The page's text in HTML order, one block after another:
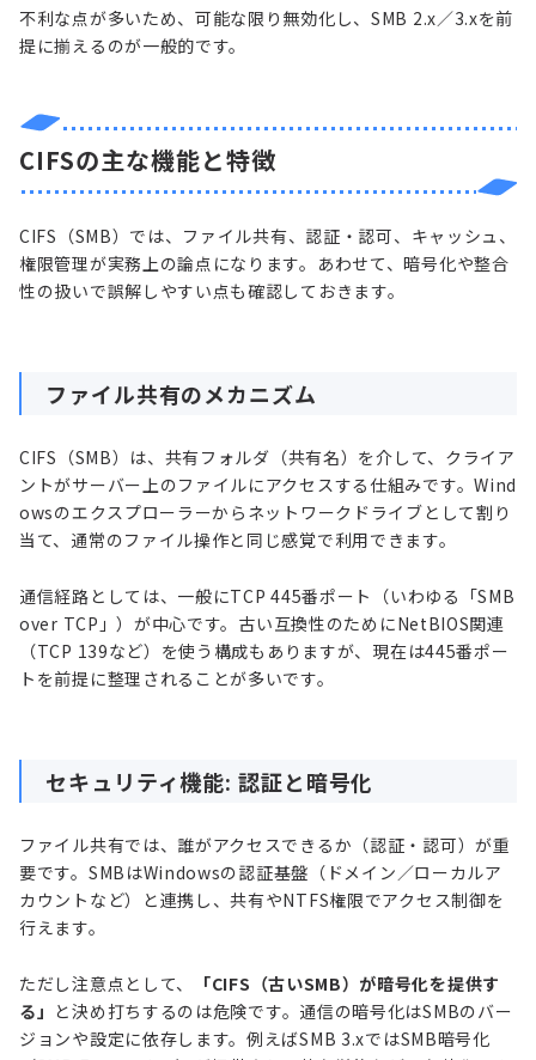
不利な点が多いため、可能な限り無効化し、SMB 2.x／3.xを前
提に揃えるのが一般的です。
CIFSの主な機能と特徴
CIFS（SMB）では、ファイル共有、認証・認可、キャッシュ、
権限管理が実務上の論点になります。あわせて、暗号化や整合
性の扱いで誤解しやすい点も確認しておきます。
ファイル共有のメカニズム
CIFS（SMB）は、共有フォルダ（共有名）を介して、クライア
ントがサーバー上のファイルにアクセスする仕組みです。Wind
owsのエクスプローラーからネットワークドライブとして割り
当て、通常のファイル操作と同じ感覚で利用できます。
通信経路としては、一般にTCP 445番ポート（いわゆる「SMB
over TCP」）が中心です。古い互換性のためにNetBIOS関連
（TCP 139など）を使う構成もありますが、現在は445番ポー
トを前提に整理されることが多いです。
セキュリティ機能: 認証と暗号化
ファイル共有では、誰がアクセスできるか（認証・認可）が重
要です。SMBはWindowsの認証基盤（ドメイン／ローカルア
カウントなど）と連携し、共有やNTFS権限でアクセス制御を
行えます。
ただし注意点として、
「CIFS（古いSMB）が暗号化を提供す
る」 と決め打ちするのは危険です。通信の暗号化はSMBのバー
ジョンや設定に依存します。例えばSMB 3.xではSMB暗号化